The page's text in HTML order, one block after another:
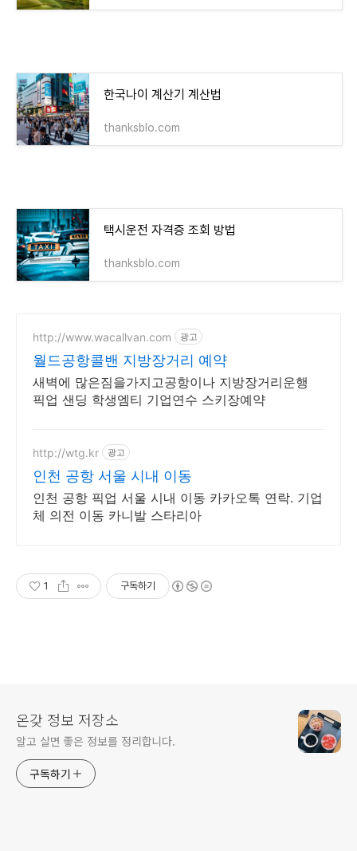
한국나이 계산기 계산법
thanksblo.com
택시운전 자격증 조회 방법
thanksblo.com
http://www.wacallvan.com 광고
월드공항콜밴 지방장거리 예약
새벽에 많은짐을가지고공항이나 지방장거리운행
픽업 샌딩 학생엠티 기업연수 스키장예약
http://wtg.kr 광고
인천 공항 서울 시내 이동
인천 공항 픽업 서울 시내 이동 카카오톡 연락. 기업
체 의전 이동 카니발 스타리아
1 구독하기
온갖 정보 저장소
알고 살면 좋은 정보를 정리합니다.
구독하기